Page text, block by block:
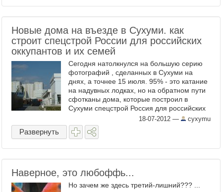
Новые дома на въезде в Сухуми. как
строит спецстрой России для российских
оккупантов и их семей
Сегодня натолкнулся на большую серию
фотографий , сделанных в Сухуми на
днях, а точнее 15 июля. 95% - это катание
на надувных лодках, но на обратном пути
сфотканы дома, которые построил в
Сухуми спецстрой Россия для российских
18-07-2012 — cyxymu
Развернуть
Наверное, это любоффь...
Но зачем же здесь третий-лишний??? ...